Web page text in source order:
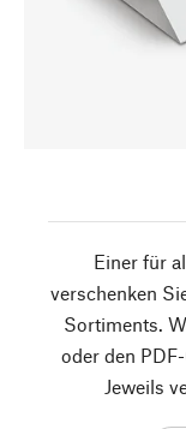
Einer für
verschenken
Sortiments.
oder den
Jeweils